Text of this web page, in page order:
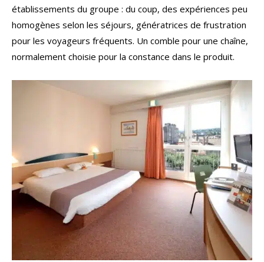
établissements du groupe : du coup, des expériences peu
homogènes selon les séjours, génératrices de frustration
pour les voyageurs fréquents. Un comble pour une chaîne,
normalement choisie pour la constance dans le produit.